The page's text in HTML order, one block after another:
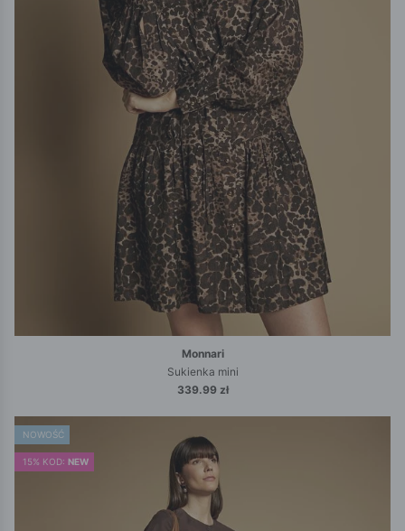
Monnari
Sukienka mini
339.99 zł
NOWOŚĆ
15% KOD: NEW